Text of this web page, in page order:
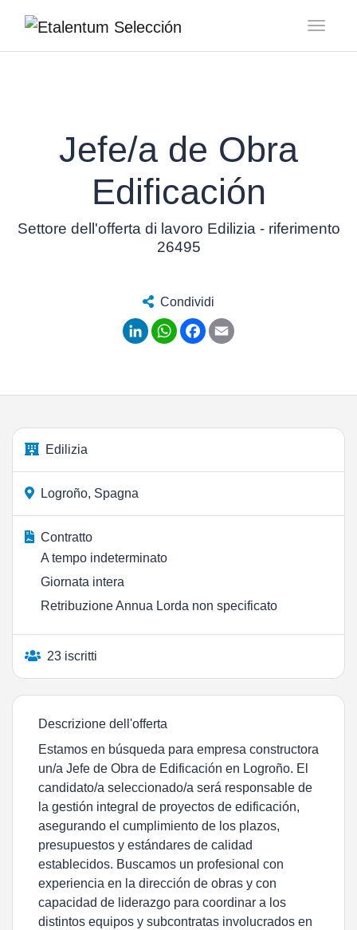
Jefe/a de Obra
Edificación
Settore dell'offerta di lavoro Edilizia - riferimento
26495
Condividi
LinkedInWhatsApp
Facebook
Edilizia
Logroño, Spagna
Contratto
A tempo indeterminato
Giornata intera
Retribuzione Annua Lorda non specificato
23 iscritti
Descrizione dell'offerta
Estamos en búsqueda para empresa constructora
un/a Jefe de Obra de Edificación en Logroño. El
candidato/a seleccionado/a será responsable de
la gestión integral de proyectos de edificación,
asegurando el cumplimiento de los plazos,
presupuestos y estándares de calidad
establecidos. Buscamos un profesional con
experiencia en la dirección de obras y con
capacidad de liderazgo para coordinar a los
distintos equipos y subcontratas involucrados en